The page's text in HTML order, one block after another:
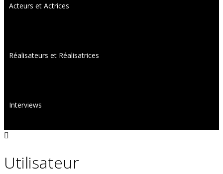
Acteurs et Actrices
Réalisateurs et Réalisatrices
Interviews
Utilisateur